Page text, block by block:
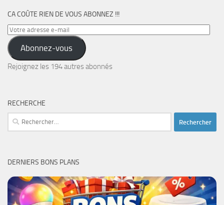
CA COÛTE RIEN DE VOUS ABONNEZ !!!
Votre
adresse
e-
mail
Abonnez-vous
Rejoignez les 194 autres abonnés
RECHERCHE
Rechercher :
DERNIERS BONS PLANS